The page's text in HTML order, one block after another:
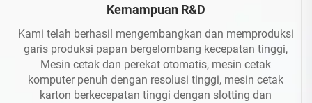
Kemampuan R&D
Kami telah berhasil mengembangkan dan memproduksi
garis produksi papan bergelombang kecepatan tinggi,
Mesin cetak dan perekat otomatis, mesin cetak
komputer penuh dengan resolusi tinggi, mesin cetak
karton berkecepatan tinggi dengan slotting dan